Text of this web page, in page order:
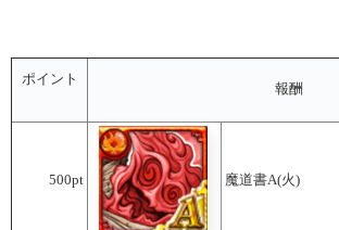
ポイント
報酬
500pt 魔道書A(火)